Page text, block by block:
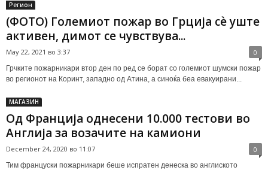
Регион
(ФОТО) Големиот пожар во Грција сѐ уште
активен, димот се чувствува...
May 22, 2021 во 3:37 0
Грчките пожарникари втор ден по ред се борат со големиот шумски пожар
во регионот на Коринт, западно од Атина, а синоќа беа евакуирани...
МАГАЗИН
Од Франција однесени 10.000 тестови во
Англија за возачите на камиони
December 24, 2020 во 11:07 0
Тим француски пожарникари беше испратен денеска во англиското